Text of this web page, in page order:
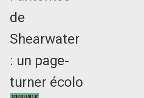
de
Shearwater
: un page-
turner écolo